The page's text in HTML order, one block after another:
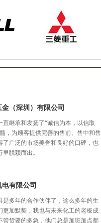
（深圳）有限公司
直继承和发扬了“诚信为本，以信取
，为顾客提供完善的售前、售中和售
了广泛的市场美誉和良好的口碑，也
脱颖而出。
有限公司
是多年的合作伙伴了，这么多年的生
更加默契，我也与未来化工的老板成
管货要的多急，他们总是加班加点都